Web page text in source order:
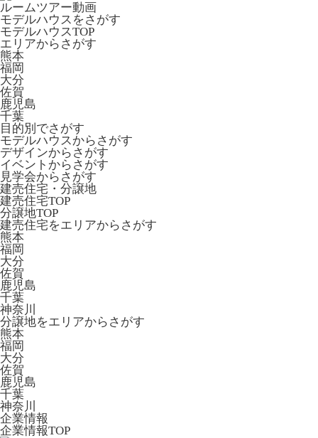
ルームツアー動画
モデルハウスをさがす
モデルハウスTOP
エリアからさがす
熊本
福岡
大分
佐賀
鹿児島
千葉
目的別でさがす
モデルハウスからさがす
デザインからさがす
イベントからさがす
見学会からさがす
建売住宅・分譲地
建売住宅TOP
分譲地TOP
建売住宅をエリアからさがす
熊本
福岡
大分
佐賀
鹿児島
千葉
神奈川
分譲地をエリアからさがす
熊本
福岡
大分
佐賀
鹿児島
千葉
神奈川
企業情報
企業情報TOP